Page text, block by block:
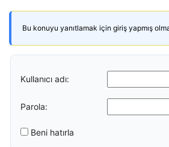
Bu konuyu yanıtlamak için giriş yapmış
Kullanıcı adı:
Parola:
Beni hatırla